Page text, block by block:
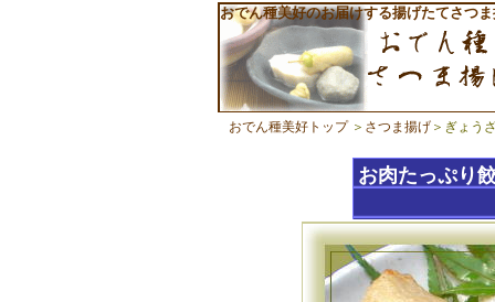
おでん種美好のお届けする揚げたてさつ
おでん種美好トップ＞ さつま揚げ ＞ぎょう
お肉たっぷり